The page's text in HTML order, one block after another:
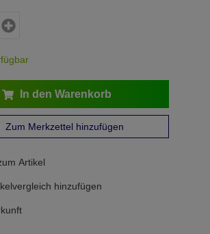
In den Warenkorb
Zum Merkzettel hinzufügen
Artikel
hinzufügen